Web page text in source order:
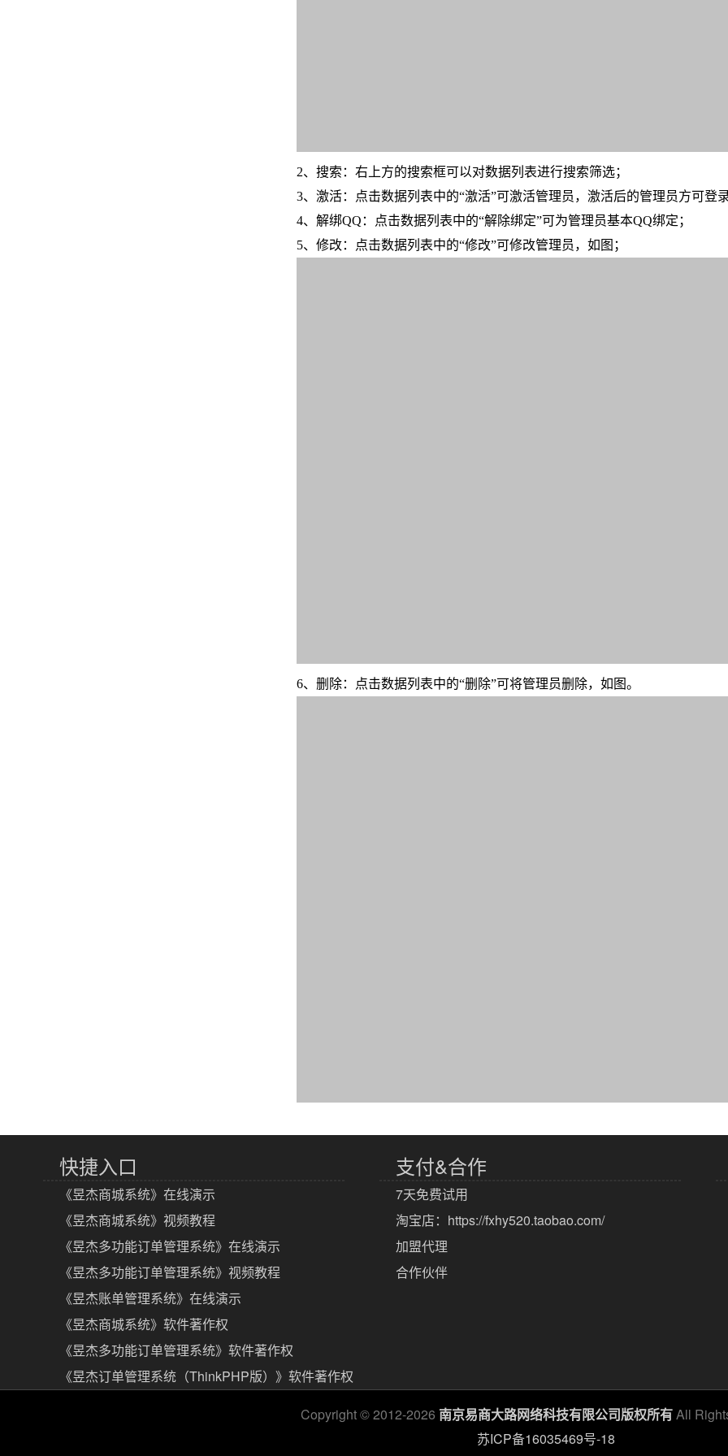
2、搜索：右上方的搜索框可以对数据列表进行搜索筛选；
3、激活：点击数据列表中的“激活”可激活管理员，激活后的管理员方可登
4、解绑QQ：点击数据列表中的“解除绑定”可为管理员基本QQ绑定；
5、修改：点击数据列表中的“修改”可修改管理员，如图；
6、删除：点击数据列表中的“删除”可将管理员删除，如图。
快捷入口
《昱杰商城系统》在线演示
《昱杰商城系统》视频教程
《昱杰多功能订单管理系统》在线演示
《昱杰多功能订单管理系统》视频教程
《昱杰账单管理系统》在线演示
《昱杰商城系统》软件著作权
《昱杰多功能订单管理系统》软件著作权
《昱杰订单管理系统（ThinkPHP版）》软件著作权
支付&合作
7天免费试用
淘宝店： https://fxhy520.taobao.com/
加盟代理
合作伙伴
Copyright © 2012-2026 南京易商大路网络科技有限公司版权所有All
苏ICP备16035469号-18